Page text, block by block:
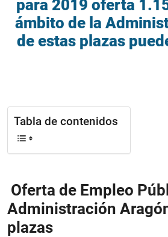
para 2019 oferta
ámbito de la
de estas plazas
Tabla de contenidos
Oferta de Empleo
Administración
plazas